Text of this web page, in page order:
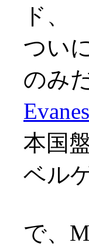
ド、
つい
のみ
本国
ベル
で、